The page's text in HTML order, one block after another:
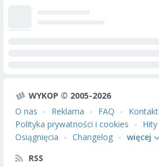
WYKOP © 2005-2026
O nas
Reklama FAQ Kontakt
Polityka prywatności i cookies
Hity
Osiągnięcia
Changelog
więcej
RSS